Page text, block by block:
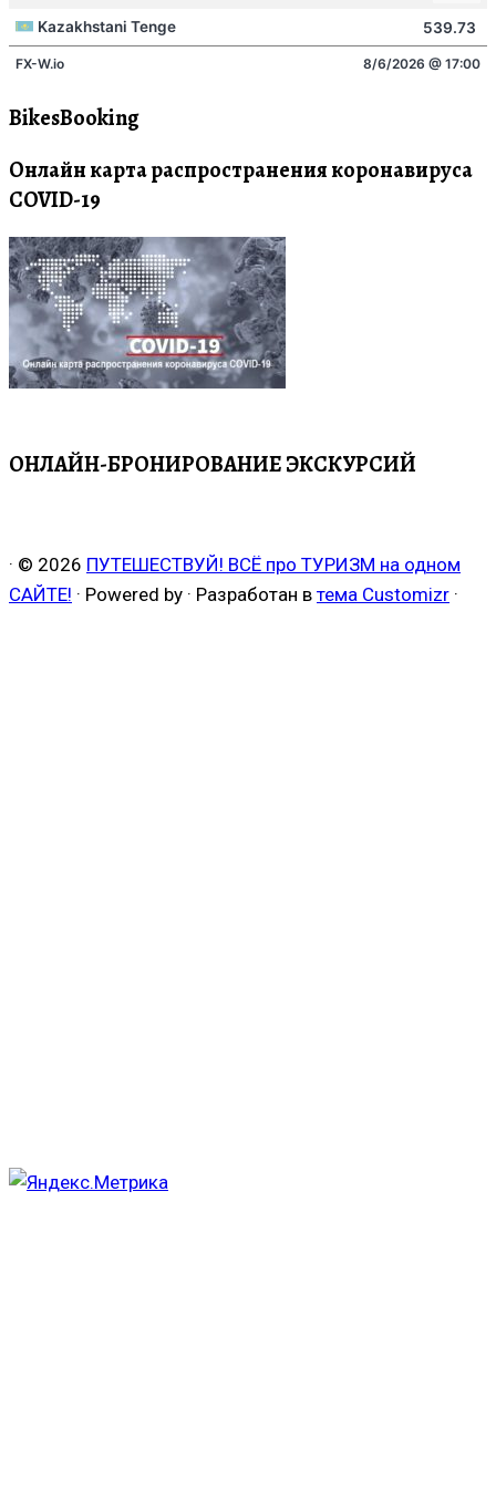
BikesBooking
Онлайн карта распространения коронавируса
COVID-19
ОНЛАЙН-БРОНИРОВАНИЕ ЭКСКУРСИЙ
· © 2026 ПУТЕШЕСТВУЙ! ВСЁ про ТУРИЗМ на одном
САЙТЕ! · Powered by · Разработан в тема Customizr ·